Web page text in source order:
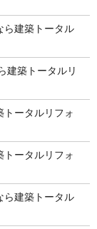
ら建築トータル
建築トータルリ
トータルリフォ
トータルリフォ
ら建築トータル